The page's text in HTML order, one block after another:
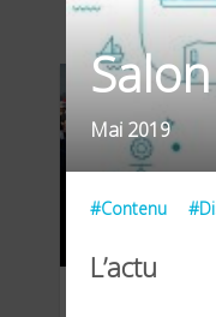
Mai 2019
#Contenu
L’actu